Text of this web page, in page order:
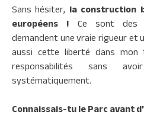
Sans hésiter, la construction
européens ! Ce sont des
demandent une vraie rigueur et
aussi cette liberté dans
responsabilités sans
systématiquement.
Connaissais-tu le Parc avant